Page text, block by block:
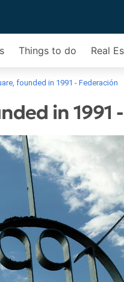
Things to do Real
founded in 1991 - Federación
in 1991